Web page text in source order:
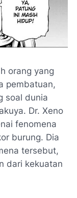
orang yang
pembatuan,
soal dunia
Dr. Xeno
fenomena
burung. Dia
tersebut,
dari kekuatan